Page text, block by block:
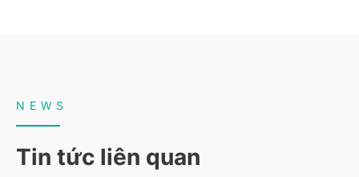
NEWS
Tin tức liên quan